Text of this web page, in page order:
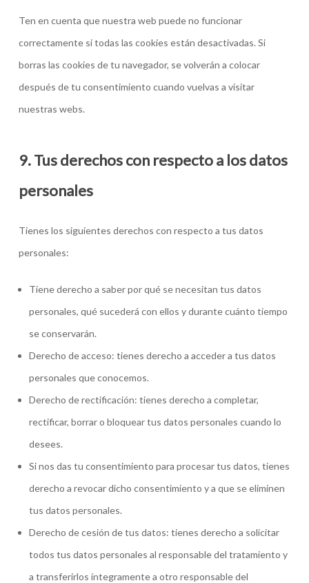
Ten en cuenta que nuestra web puede no funcionar
correctamente si todas las cookies están desactivadas. Si
borras las cookies de tu navegador, se volverán a colocar
después de tu consentimiento cuando vuelvas a visitar
nuestras webs.
9. Tus derechos con respecto a los datos
personales
Tienes los siguientes derechos con respecto a tus datos
personales:
Tiene derecho a saber por qué se necesitan tus datos
personales, qué sucederá con ellos y durante cuánto tiempo
se conservarán.
Derecho de acceso: tienes derecho a acceder a tus datos
personales que conocemos.
Derecho de rectificación: tienes derecho a completar,
rectificar, borrar o bloquear tus datos personales cuando lo
desees.
Si nos das tu consentimiento para procesar tus datos, tienes
derecho a revocar dicho consentimiento y a que se eliminen
tus datos personales.
Derecho de cesión de tus datos: tienes derecho a solicitar
todos tus datos personales al responsable del tratamiento y
a transferirlos íntegramente a otro responsable del